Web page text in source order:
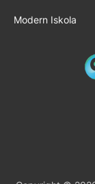
Modern Iskola